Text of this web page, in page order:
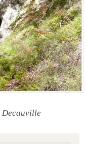
Decauville